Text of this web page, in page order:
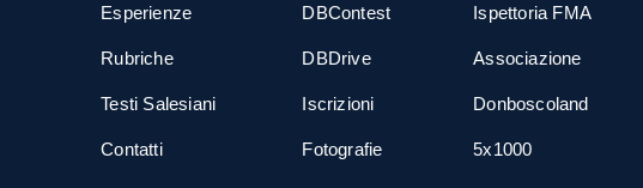
Esperienze
Rubriche
Testi Salesiani
Contatti
DBContest
DBDrive
Iscrizioni
Fotografie
Ispettoria FMA
Associazione
Donboscoland
5x1000